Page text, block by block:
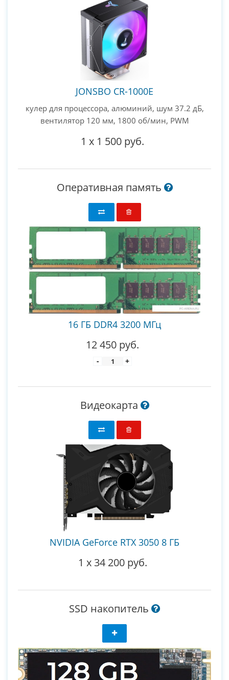
JONSBO CR-1000E
кулер для процессора, алюминий, шум 37.2 дБ,
вентилятор 120 мм, 1800 об/мин, PWM
1 x 1 500 руб.
Оперативная память
16 ГБ DDR4 3200 МГц
12 450 руб.
- +
Видеокарта
NVIDIA GeForce RTX 3050 8 ГБ
1 x 34 200 руб.
SSD накопитель